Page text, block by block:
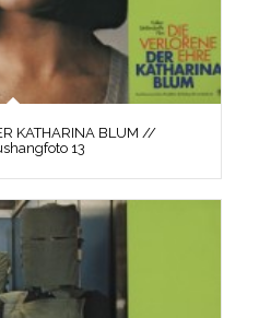
KATHARINA BLUM //
13